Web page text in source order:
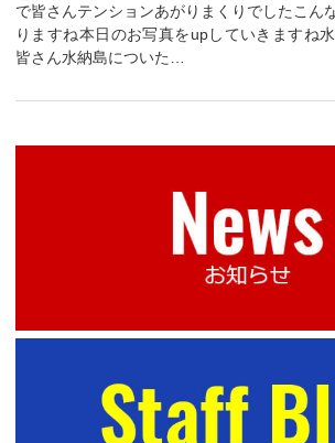
で皆さんテンションあがりまくりでしたこん
りますね本日のお写真をupしていきますね
皆さん水納島についた…